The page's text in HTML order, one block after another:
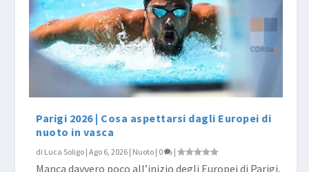
Pagellino SuperMaster 2017-18: Saronno e
Trieste a...
Il Pagellino SuperMaster: 3° Trofeo Sprint
Albastr...
Parigi 2026 | Cosa aspettarsi dagli Europei di
nuoto in vasca
di Luca Soligo |Ago 6, 2026 | Nuoto | 0 |
Manca davvero poco all’inizio degli Europei di Parigi,